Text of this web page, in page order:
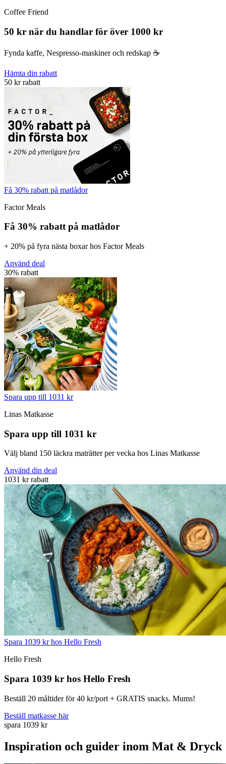
Coffee Friend
50 kr när du handlar för över 1000 kr
Fynda kaffe, Nespresso-maskiner och redskap ☕️
Hämta din rabatt
50 kr rabatt
Få 30% rabatt på matlådor
Factor Meals
Få 30% rabatt på matlådor
+ 20% på fyra nästa boxar hos Factor Meals
Använd deal
30% rabatt
Spara upp till 1031 kr
Linas Matkasse
Spara upp till 1031 kr
Välj bland 150 läckra maträtter per vecka hos Linas Matkasse
Använd din deal
1031 kr rabatt
Spara 1039 kr hos Hello Fresh
Hello Fresh
Spara 1039 kr hos Hello Fresh
Beställ 20 måltider för 40 kr/port + GRATIS snacks. Mums!
Beställ matkasse här
spara 1039 kr
Inspiration och guider inom Mat & Dryck